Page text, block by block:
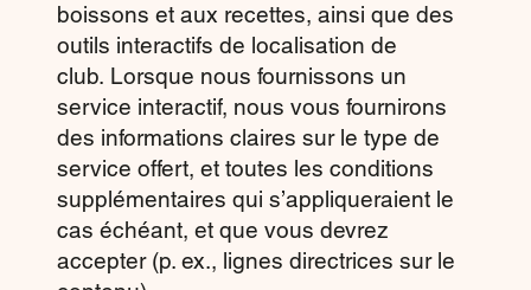
boissons et aux recettes, ainsi que des
outils interactifs de localisation de
club. Lorsque nous fournissons un
service interactif, nous vous fournirons
des informations claires sur le type de
service offert, et toutes les conditions
supplémentaires qui s’appliqueraient le
cas échéant, et que vous devrez
accepter (p. ex., lignes directrices sur le